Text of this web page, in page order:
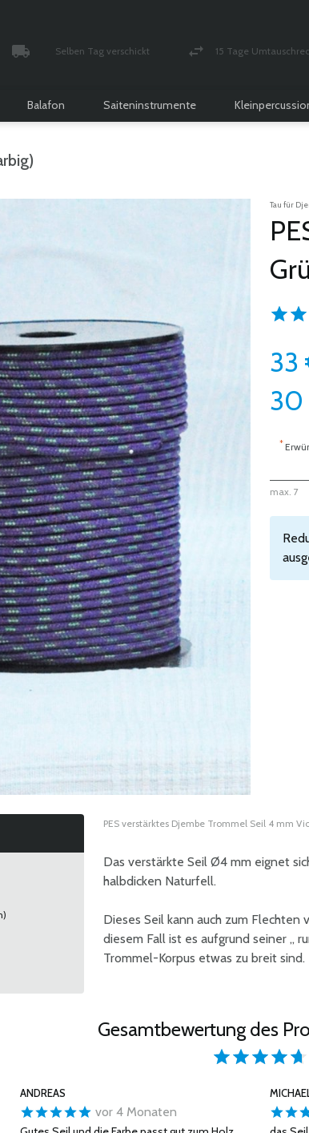
Selben Tag verschickt 15 Tage
Balafon Saiteninstrumente
Tau für
33
30
*
max. 7
PES verstärktes Djembe Trommel Seil 4 mm
Das verstärkte Seil Ø4 mm eignet
halbdicken Naturfell.
Dieses Seil kann auch zum
diesem Fall ist es aufgrund seiner „
Trommel-Korpus etwas zu breit sind.
Gesamtbewertung des
ANDREAS
vor 4 Monaten